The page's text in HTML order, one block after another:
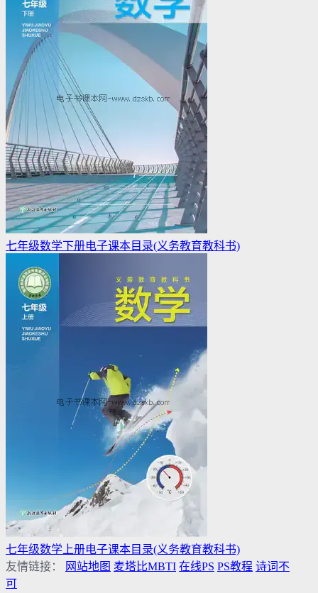
七年级数学下册电子课本目录(义务教育教科书)
七年级数学上册电子课本目录(义务教育教科书)
友情链接：
网站地图 麦塔比MBTI 在线PS PS教程 诗词不
可